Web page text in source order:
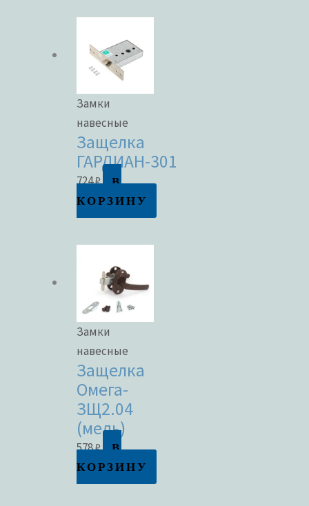
Замки
навесные
Защелка
ГАРДИАН-301
724₽
В
КОРЗИНУ
Замки
навесные
Защелка
Омега-
ЗЩ2.04
(медь)
578₽
В
КОРЗИНУ